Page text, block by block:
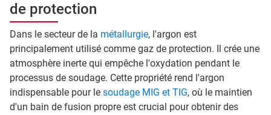
de protection
Dans le secteur de la métallurgie, l'argon est
principalement utilisé comme gaz de protection. Il crée une
atmosphère inerte qui empêche l'oxydation pendant le
processus de soudage. Cette propriété rend l'argon
indispensable pour le soudage MIG et TIG, où le maintien
d'un bain de fusion propre est crucial pour obtenir des